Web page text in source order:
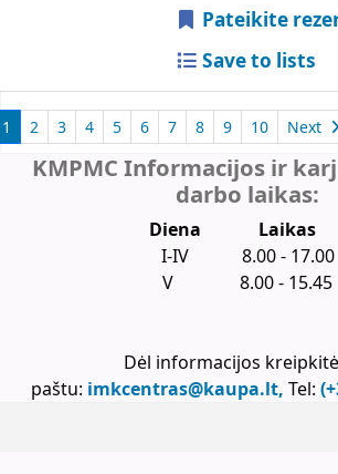
Pateikite
Save to lists
1 2 3 4 5 6 7 8 9 10 Next
KMPMC Informacijos ir
darbo laikas:
Diena
Laikas
I-IV 8.00 - 17.00
V 8.00 - 15.45
Dėl informacijos
paštu: imkcentras@kaupa.lt, Tel: